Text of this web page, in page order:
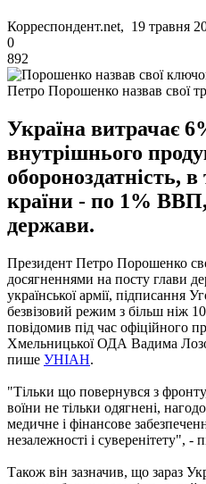
Корреспондент.net, 19 травня
0
892
Петро Порошенко назвав свої
Україна витрачає
внутрішнього
обороноздатність,
країни - по 1%
держави.
Президент Петро Порошенко
досягненнями на посту глави
української армії, підписання
безвізовий режим з більш ніж
повідомив під час офіційного
Хмельницької ОДА Вадима
пише УНІАН.
"Тільки що повернувся з
воїни не тільки одягнені,
медичне і фінансове
незалежності і суверенітету",
Також він зазначив, що зараз